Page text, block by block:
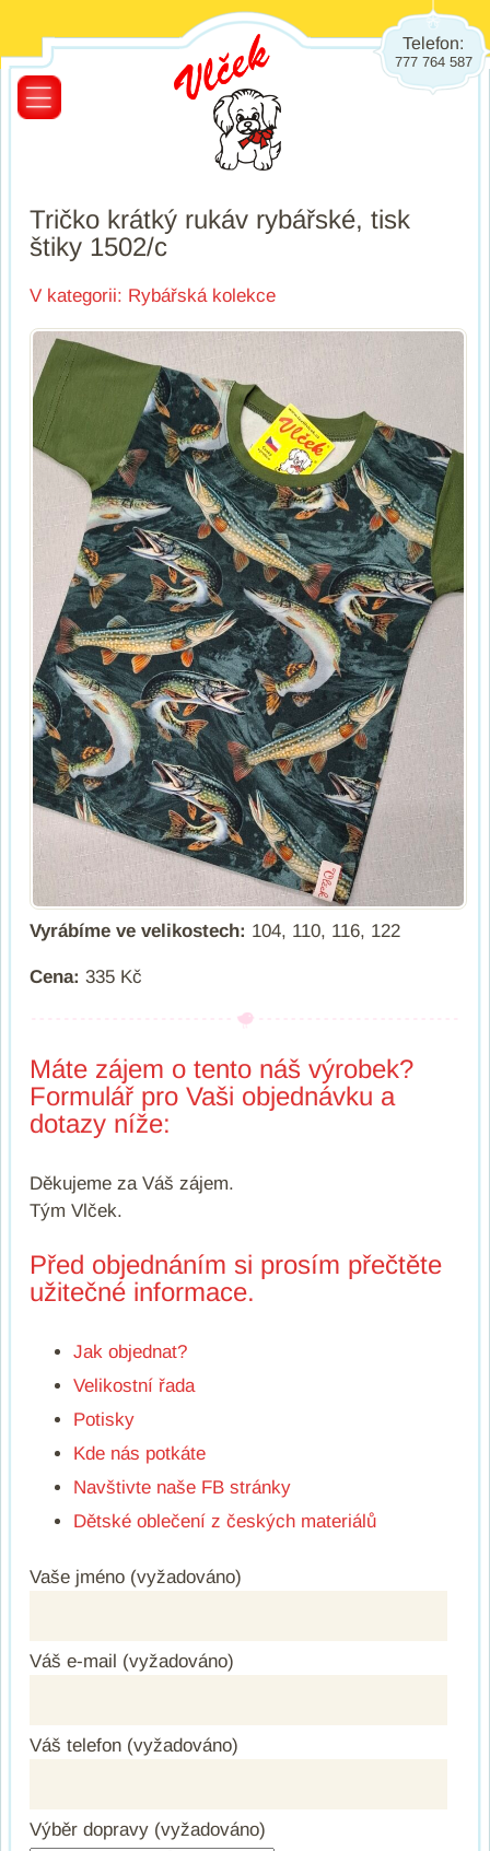
Telefon:
777 764 587
Tričko krátký rukáv rybářské, tisk
štiky 1502/c
V kategorii: Rybářská kolekce
Vyrábíme ve velikostech: 104, 110, 116, 122
Cena: 335 Kč
Máte zájem o tento náš výrobek?
Formulář pro Vaši objednávku a
dotazy níže:
Děkujeme za Váš zájem.
Tým Vlček.
Před objednáním si prosím přečtěte
užitečné informace.
Jak objednat?
Velikostní řada
Potisky
Kde nás potkáte
Navštivte naše FB stránky
Dětské oblečení z českých materiálů
Vaše jméno (vyžadováno)
Váš e-mail (vyžadováno)
Váš telefon (vyžadováno)
Výběr dopravy (vyžadováno)